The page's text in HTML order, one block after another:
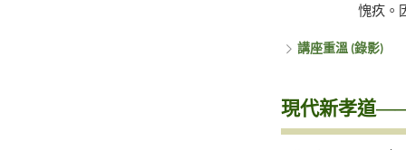
愧疚。
講座重溫 (錄影)
現代新孝道